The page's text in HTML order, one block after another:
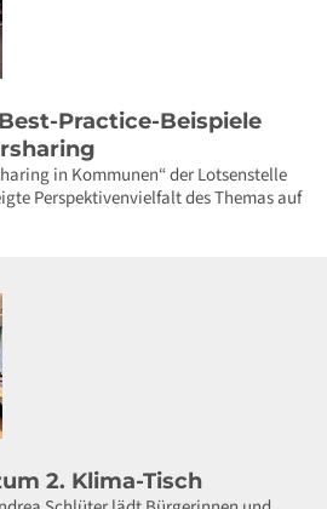
Practice-Beispiele
in Kommunen“ der Lotsenstelle
Perspektivenvielfalt des Themas auf
2. Klima-Tisch